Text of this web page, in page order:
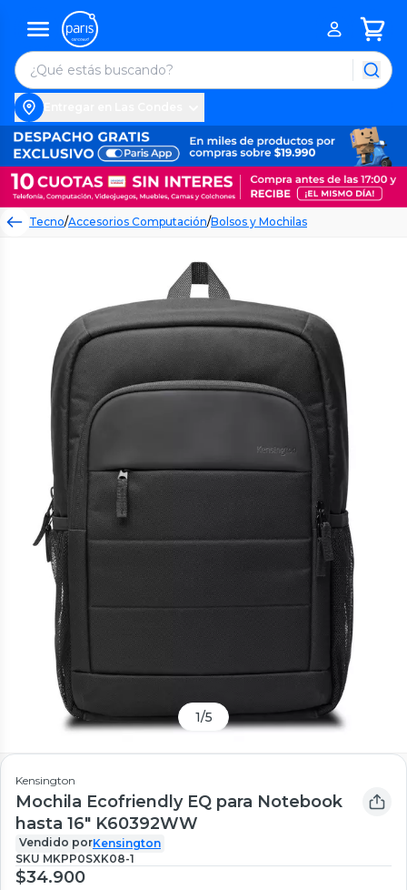
Tecno/Accesorios Computación/Bolsos y Mochilas
1/5
Kensington
Mochila Ecofriendly EQ para Notebook
hasta 16" K60392WW
Vendido porKensington
SKU MKPP0SXK08-1
$34.900